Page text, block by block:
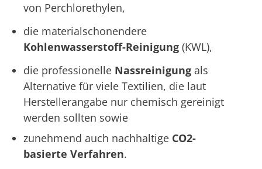
von Perchlorethylen,
die materialschonendere
Kohlenwasserstoff-Reinigung (KWL),
die professionelle Nassreinigung als
Alternative für viele Textilien, die laut
Herstellerangabe nur chemisch gereinigt
werden sollten sowie
zunehmend auch nachhaltige CO2-
basierte Verfahren.